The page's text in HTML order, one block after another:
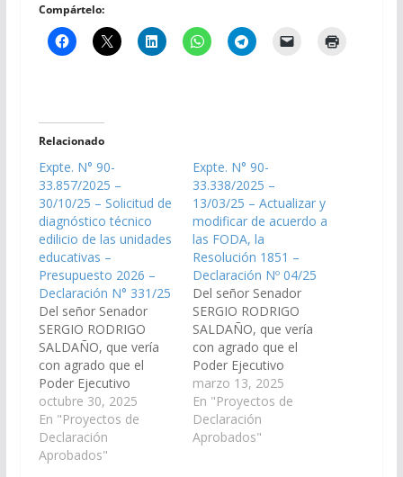
Compártelo:
Relacionado
Expte. N° 90-
33.857/2025 –
30/10/25 – Solicitud de
diagnóstico técnico
edilicio de las unidades
educativas –
Presupuesto 2026 –
Declaración N° 331/25
Del señor Senador
SERGIO RODRIGO
SALDAÑO, que vería
con agrado que el
Poder Ejecutivo
Provincial, a través del
Ministerio de
Educación, Cultura,
Ciencia y Tecnología
octubre 30, 2025
En "Proyectos de
Declaración
Aprobados"
Expte. N° 90-
33.338/2025 –
13/03/25 – Actualizar y
modificar de acuerdo a
las FODA, la
Resolución 1851 –
Declaración Nº 04/25
Del señor Senador
SERGIO RODRIGO
SALDAÑO, que vería
con agrado que el
Poder Ejecutivo
Provincial, a traves del
Ministerio de
Educación, Cultura,
Ciencia y Tecnología,
marzo 13, 2025
En "Proyectos de
Declaración
Aprobados"